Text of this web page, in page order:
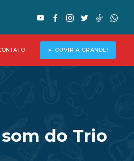
► OUVIR A GRANDE!
do Trio